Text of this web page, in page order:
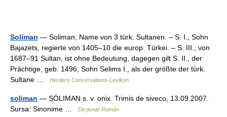
Soliman — Soliman, Name von 3 türk. Sultanen. – S. I., Sohn
Bajazets, regierte von 1405–10 die europ. Türkei. – S. III., von
1687–91 Sultan, ist ohne Bedeutung, dagegen gilt S. II., der
Prächtige, geb. 1496, Sohn Selims I., als der größte der türk.
Sultane …
Herders Conversations-Lexikon
soliman — SÓLIMAN s. v. onix. Trimis de siveco, 13.09.2007.
Sursa: Sinonime …
Dicționar Român